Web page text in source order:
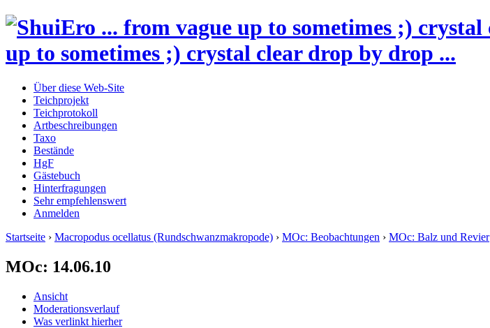
up to sometimes ;) crystal clear drop by drop ...
Über diese Web-Site
Teichprojekt
Teichprotokoll
Artbeschreibungen
Taxo
Bestände
HgF
Gästebuch
Hinterfragungen
Sehr empfehlenswert
Anmelden
Startseite › Macropodus ocellatus (Rundschwanzmakropode) › MOc: Beobachtungen › MOc: Balz und Revier
MOc: 14.06.10
Ansicht
Moderationsverlauf
Was verlinkt hierher